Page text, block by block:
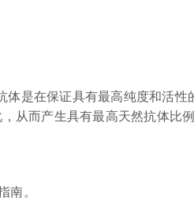
体是在保证具有最高纯度和活
从而产生具有最高天然抗体比例
南。